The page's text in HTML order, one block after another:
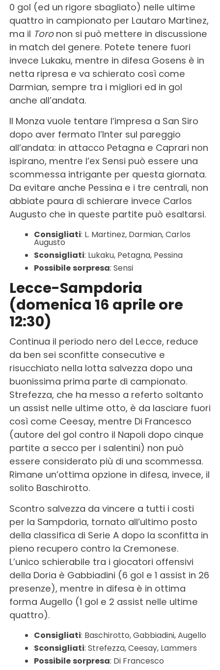
0 gol (ed un rigore sbagliato) nelle ultime
quattro in campionato per Lautaro Martinez,
ma il Toronon si può mettere in discussione
in match del genere. Potete tenere fuori
invece Lukaku, mentre in difesa Gosens è in
netta ripresa e va schierato così come
Darmian, sempre tra i migliori ed in gol
anche all’andata.
Il Monza vuole tentare l’impresa a San Siro
dopo aver fermato l’Inter sul pareggio
all’andata: in attacco Petagna e Caprari non
ispirano, mentre l’ex Sensi può essere una
scommessa intrigante per questa giornata.
Da evitare anche Pessina e i tre centrali, non
abbiate paura di schierare invece Carlos
Augusto che in queste partite può esaltarsi.
Consigliati: L. Martinez, Darmian, Carlos
Augusto
Sconsigliati: Lukaku, Petagna, Pessina
Possibile sorpresa: Sensi
Lecce-Sampdoria
(domenica 16 aprile ore
12:30)
Continua il periodo nero del Lecce, reduce
da ben sei sconfitte consecutive e
risucchiato nella lotta salvezza dopo una
buonissima prima parte di campionato.
Strefezza, che ha messo a referto soltanto
un assist nelle ultime otto, è da lasciare fuori
così come Ceesay, mentre Di Francesco
(autore del gol contro il Napoli dopo cinque
partite a secco per i salentini) non può
essere considerato più di una scommessa.
Rimane un’ottima opzione in difesa, invece, il
solito Baschirotto.
Scontro salvezza da vincere a tutti i costi
per la Sampdoria, tornato all’ultimo posto
della classifica di Serie A dopo la sconfitta in
pieno recupero contro la Cremonese.
L’unico schierabile tra i giocatori offensivi
della Doria è Gabbiadini (6 gol e 1 assist in 26
presenze), mentre in difesa è in ottima
forma Augello (1 gol e 2 assist nelle ultime
quattro).
Consigliati: Baschirotto, Gabbiadini, Augello
Sconsigliati: Strefezza, Ceesay, Lammers
Possibile sorpresa: Di Francesco